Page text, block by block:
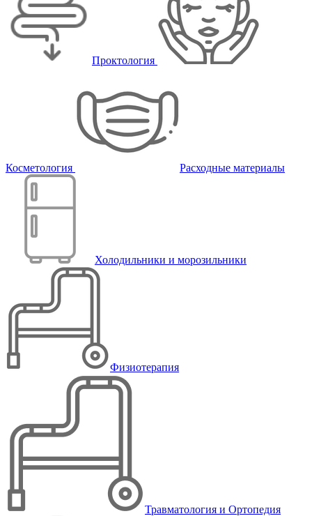
Проктология
Косметология Расходные материалы
Холодильники и морозильники
Физиотерапия
Травматология и Ортопедия